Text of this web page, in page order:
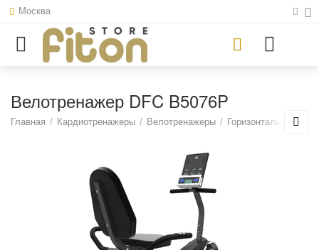
Москва
Велотренажер DFC B5076P
Главная / Кардиотренажеры / Велотренажеры / Горизонтальные